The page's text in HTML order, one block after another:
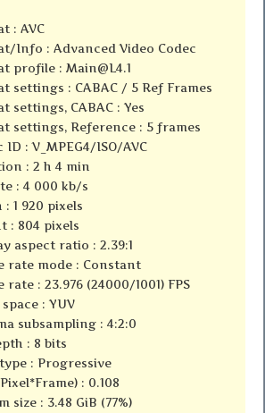
: AVC
Info : Advanced Video Codec
profile :Main@L4.1
settings : CABAC / 5 Ref Frames
settings, CABAC : Yes
settings, Reference : 5 frames
ID : V_MPEG4/ISO/AVC
: 2 h 4 min
: 4 000 kb/s
: 1 920 pixels
: 804 pixels
aspect ratio : 2.39:1
rate mode : Constant
rate : 23.976 (24000/1001) FPS
: YUV
subsampling : 4:2:0
: 8 bits
: Progressive
: 0.108
size : 3.48 GiB (77%)